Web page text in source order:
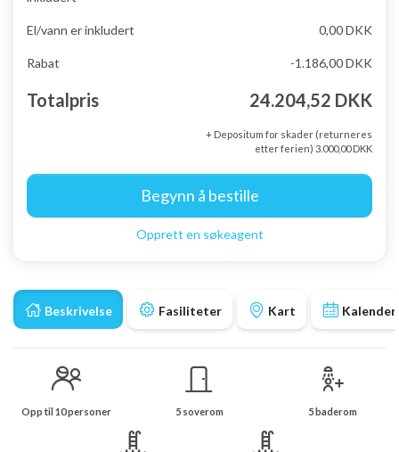
Beskrivelse Fasiliteter Kart Kalender
Opp til 10 personer 5 soverom 5 baderom
El/vann er inkludert 0,00 DKK
Rabat -1.186,00 DKK
Totalpris 24.204,52 DKK
+ Depositum for skader (returneres
etter ferien) 3.000,00 DKK
Begynn å bestille
Opprett en søkeagent